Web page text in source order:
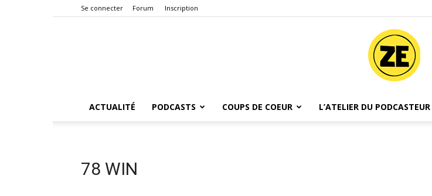
Se connecter Forum Inscription
ACTUALITÉ PODCASTS COUPS DE COEUR L’ATELIER DU PODCASTEUR
78 WIN